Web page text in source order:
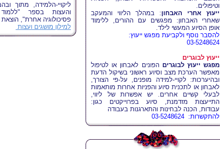
וטיפולים.
ייעוץ
אחרי האבחון: במהלך הליווי והמעקב
שאחרי האבחון: מפגשים עם ההורים, ללימוד
אופן הסיוע המעשי לילד.
להסבר נוסף ולקביעת מפגש ייעוץ:
03-5248624
ייעוץ לבוגרים
מפגש ייעוץ לבוגרים הפונים לאבחון או לטיפול
מאפשר הערכת מצב וסיוע ראשוני בשיקול הדעת
ובהיערכות: לקויי-למידה מופנים, על-פי הצורך,
לאבחון או לתכנית סיוע והפניות אחרות מותאמות
לבעלי קשיים אחרים. יש אפשרות של ליווי,
התייעצות מזדמנת, סיוע בפרוייקטים כגון:
עבודות, הכנה לבחינות והתארגנות בעבודה
להתקשרות: 03-5248624
ליקויי-הלמידה, מתוך
והעצות בספר
פסיכולוגיה אחרת",
למילון מושגים ועצות